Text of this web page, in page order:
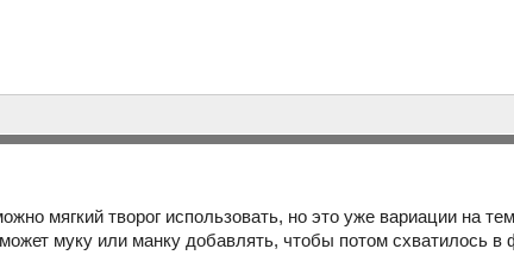
мягкий творог использовать, но это уже вариации на
муку или манку добавлять, чтобы потом схватилось